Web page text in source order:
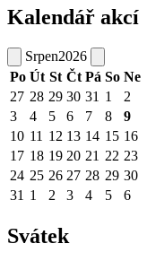
Kalendář akcí
Srpen2026
Po Út St Čt Pá So Ne
27 28 29 30 31 1
2
3
4 5 6 7 8
9
10 11 12 13 14 15 16
17 18 19 20 21 22 23
24 25 26 27 28 29 30
31 1 2 3 4 5 6
Svátek